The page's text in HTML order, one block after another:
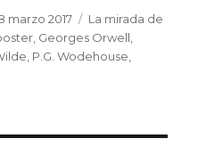
marzo 2017 Categorías
La mirada de
Georges Orwell
P.G. Wodehouse